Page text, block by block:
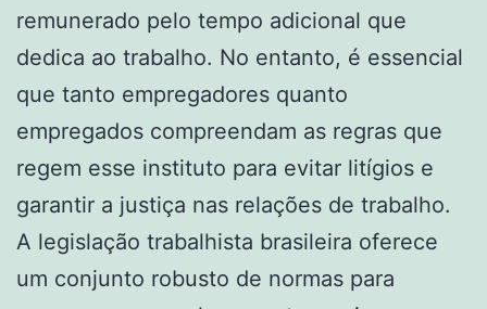
remunerado pelo tempo adicional que
dedica ao trabalho. No entanto, é essencial
que tanto empregadores quanto
empregados compreendam as regras que
regem esse instituto para evitar litígios e
garantir a justiça nas relações de trabalho.
A legislação trabalhista brasileira oferece
um conjunto robusto de normas para